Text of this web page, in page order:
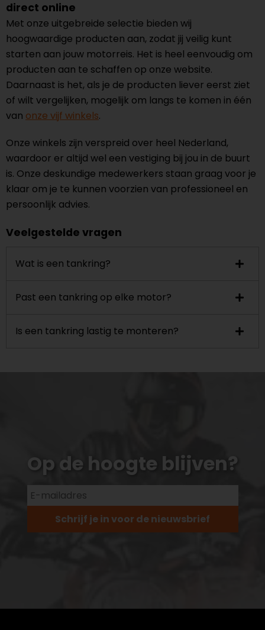
direct online
Met onze uitgebreide selectie bieden wij
hoogwaardige producten aan, zodat jij veilig kunt
starten aan jouw motorreis. Het is heel eenvoudig om
producten aan te schaffen op onze website.
Daarnaast is het, als je de producten liever eerst ziet
of wilt vergelijken, mogelijk om langs te komen in één
van onze vijf winkels.
Onze winkels zijn verspreid over heel Nederland,
waardoor er altijd wel een vestiging bij jou in de buurt
is. Onze deskundige medewerkers staan graag voor je
klaar om je te kunnen voorzien van professioneel en
persoonlijk advies.
Veelgestelde vragen
Wat is een tankring?
Past een tankring op elke motor?
Is een tankring lastig te monteren?
Op de hoogte blijven?
Schrijf je in voor de nieuwsbrief